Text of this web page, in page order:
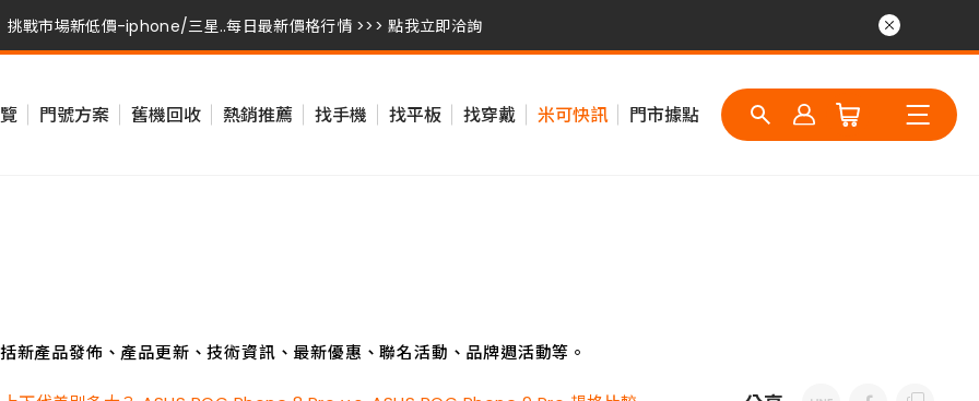
挑戰市場新低價-iphone/三星..每日最新價格行情 >>> 點我立即洽詢
挑戰市場新低價-iphone/三星..每日最新價格行情 >>> 點我立即洽詢
門號方案 舊機回收 熱銷推薦 找手機 找平板 找穿戴 米可快訊 門市據點
產品發佈、產品更新、技術資訊、最新優惠、聯名活動、品牌週活動等。